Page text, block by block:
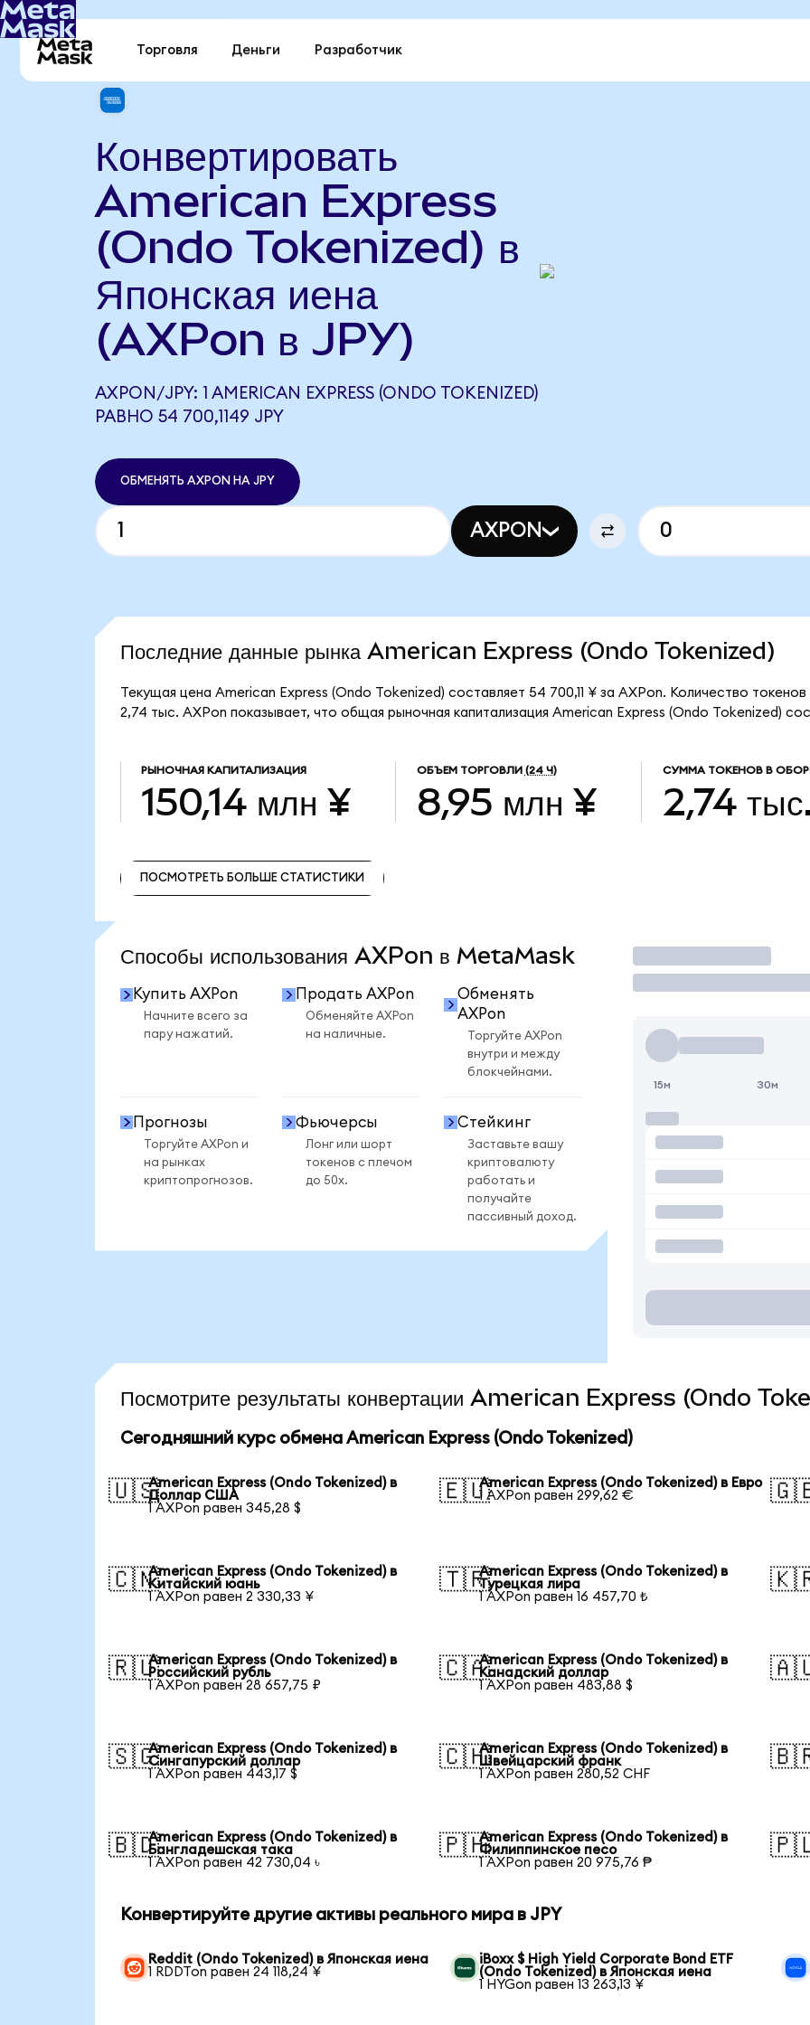
Торговля Деньги Разработчик
Конвертировать
American Express
(Ondo Tokenized) в
Японская иена
(AXPon в JPY)
AXPON/JPY: 1 AMERICAN EXPRESS (ONDO TOKENIZED)
РАВНО 54 700,1149 JPY
ОБМЕНЯТЬ AXPON НА JPY
AXPON
Последние данные рынка American Express (Ondo Tokenized)
Текущая цена American Express (Ondo Tokenized) составляет 54 700,11 ¥ за AXPon. Количество
2,74 тыс. AXPon показывает, что общая рыночная капитализация American Express (Ondo Tokenized)
РЫНОЧНАЯ КАПИТАЛИЗАЦИЯ
150,14 млн ¥
ОБЪЕМ ТОРГОВЛИ (24 Ч)
8,95 млн ¥
СУММА ТОКЕНОВ В
2,74
ПОСМОТРЕТЬ БОЛЬШЕ СТАТИСТИКИ
Способы использования AXPon в MetaMask
Купить AXPon
Начните всего за
пару нажатий.
Продать AXPon
Обменяйте AXPon
на наличные.
Обменять
AXPon
Торгуйте AXPon
внутри и между
блокчейнами.
Прогнозы
Торгуйте AXPon и
на рынках
криптопрогнозов.
Фьючерсы
Лонг или шорт
токенов с плечом
до 50x.
Стейкинг
Заставьте вашу
криптовалюту
работать и
получайте
пассивный доход.
Торговать
15м 30м
Посмотрите результаты конвертации American Express (Ondo
Сегодняшний курс обмена American Express (Ondo Tokenized)
🇺🇸American Express (Ondo Tokenized) в
Доллар США
1 AXPon равен 345,28 $
🇪🇺American Express (Ondo Tokenized) в Евро
1 AXPon равен 299,62 €
🇨🇳American Express (Ondo Tokenized) в
Китайский юань
1 AXPon равен 2 330,33 ¥
🇹🇷American Express (Ondo Tokenized) в
Турецкая лира
1 AXPon равен 16 457,70 ₺
🇷🇺American Express (Ondo Tokenized) в
Российский рубль
1 AXPon равен 28 657,75 ₽
🇨🇦American Express (Ondo Tokenized) в
Канадский доллар
1 AXPon равен 483,88 $
🇸🇬American Express (Ondo Tokenized) в
Сингапурский доллар
1 AXPon равен 443,17 $
🇨🇭American Express (Ondo Tokenized) в
Швейцарский франк
1 AXPon равен 280,52 CHF
🇧🇩American Express (Ondo Tokenized) в
Бангладешская така
1 AXPon равен 42 730,04 ৳
🇵🇭American Express (Ondo Tokenized) в
Филиппинское песо
1 AXPon равен 20 975,76 ₱
Конвертируйте другие активы реального мира в JPY
Reddit (Ondo Tokenized) в Японская иена
1 RDDTon равен 24 118,24 ¥
iBoxx $ High Yield Corporate Bond ETF
(Ondo Tokenized) в Японская иена
1 HYGon равен 13 263,13 ¥